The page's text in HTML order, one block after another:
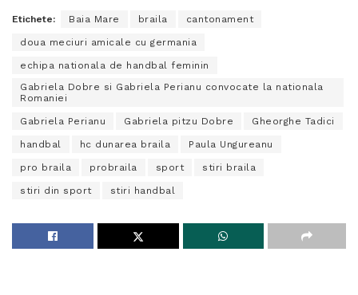
Etichete: Baia Mare braila cantonament
doua meciuri amicale cu germania
echipa nationala de handbal feminin
Gabriela Dobre si Gabriela Perianu convocate la nationala
Romaniei
Gabriela Perianu Gabriela pitzu Dobre Gheorghe Tadici
handbal hc dunarea braila Paula Ungureanu
pro braila probraila sport stiri braila
stiri din sport stiri handbal